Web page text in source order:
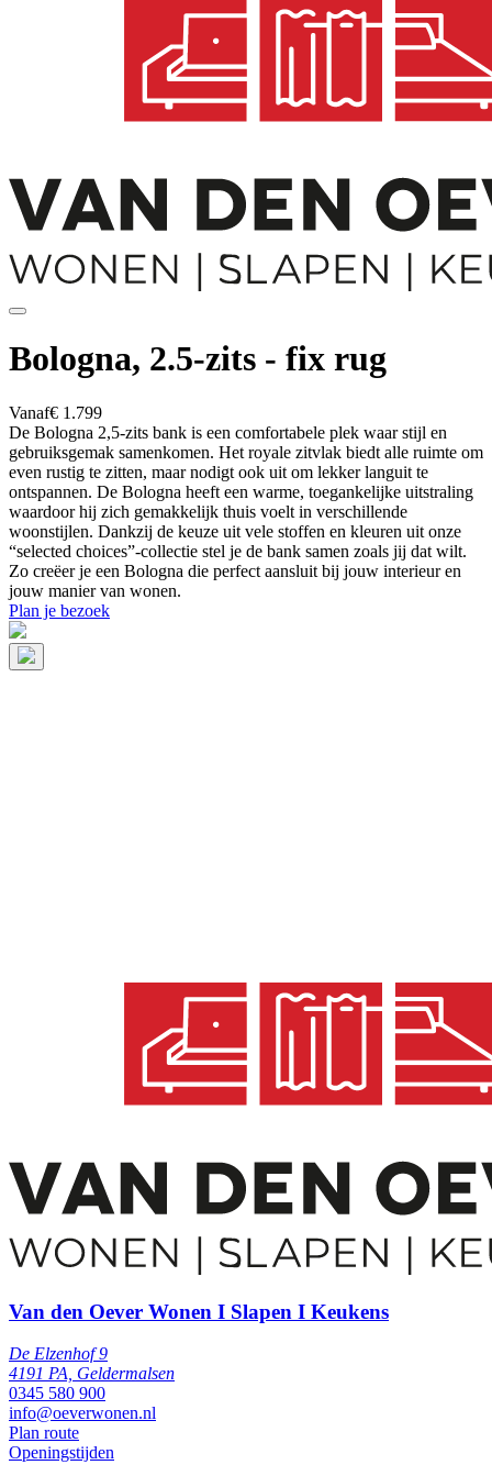
Bologna, 2.5-zits - fix rug
Vanaf€ 1.799
De Bologna 2,5-zits bank is een comfortabele plek waar stijl en
gebruiksgemak samenkomen. Het royale zitvlak biedt alle ruimte om
even rustig te zitten, maar nodigt ook uit om lekker languit te
ontspannen. De Bologna heeft een warme, toegankelijke uitstraling
waardoor hij zich gemakkelijk thuis voelt in verschillende
woonstijlen. Dankzij de keuze uit vele stoffen en kleuren uit onze
“selected choices”-collectie stel je de bank samen zoals jij dat wilt.
Zo creëer je een Bologna die perfect aansluit bij jouw interieur en
jouw manier van wonen.
Plan je bezoek
Van den Oever Wonen I Slapen I Keukens
De Elzenhof 9
4191 PA, Geldermalsen
0345 580 900
info@oeverwonen.nl
Plan route
Openingstijden